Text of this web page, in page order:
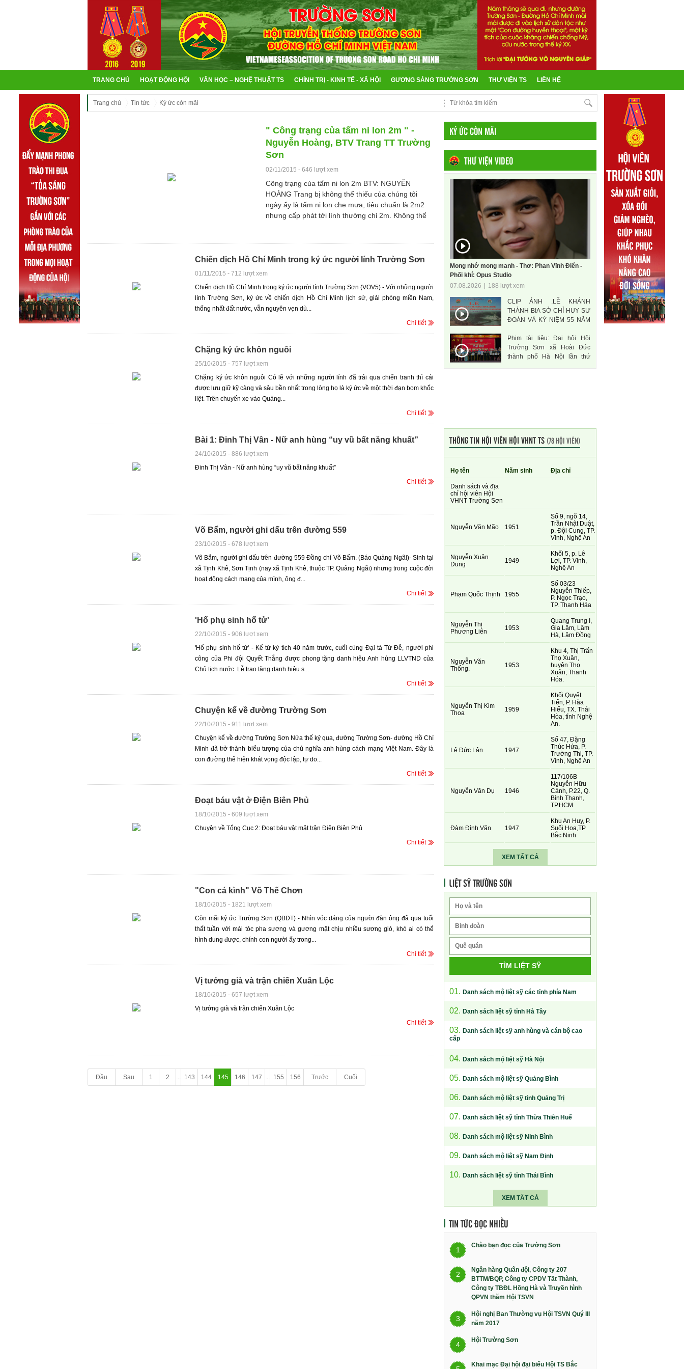
TRANG CHỦ HOẠT ĐỘNG HỘI VĂN HỌC – NGHỆ THUẬT TS CHÍNH TRỊ - KINH TẾ - XÃ HỘI GƯƠNG SÁNG TRƯỜNG SƠN THƯ VIỆN TS LIÊN HỆ
Trang chủ Tin tức Ký ức còn mãi
" Công trạng của tấm ni lon 2m " -
Nguyễn Hoàng, BTV Trang TT Trường
Sơn
02/11/2015 - 646 lượt xem
Công trạng của tấm ni lon 2m BTV: NGUYỄN
HOÀNG Trang bị không thể thiếu của chúng tôi
ngày ấy là tấm ni lon che mưa, tiêu chuẩn là 2m2
nhưng cấp phát tới lính thường chỉ 2m. Không thể
Chiến dịch Hồ Chí Minh trong ký ức người lính Trường Sơn
01/11/2015 - 712 lượt xem
Chiến dịch Hồ Chí Minh trong ký ức người lính Trường Sơn (VOV5) - Với những người
lính Trường Sơn, ký ức về chiến dịch Hồ Chí Minh lịch sử, giải phóng miền Nam,
thống nhất đất nước, vẫn nguyên vẹn dù...
Chi tiết
Chặng ký ức khôn nguôi
25/10/2015 - 757 lượt xem
Chặng ký ức khôn nguôi Có lẽ với những người lính đã trải qua chiến tranh thì cái
được lưu giữ kỹ càng và sâu bền nhất trong lòng họ là ký ức về một thời đạn bom khốc
liệt. Trên chuyến xe vào Quảng...
Chi tiết
Bài 1: Đinh Thị Vân - Nữ anh hùng “uy vũ bất năng khuất”
24/10/2015 - 886 lượt xem
Đinh Thị Vân - Nữ anh hùng “uy vũ bất năng khuất”
Chi tiết
Võ Bẩm, người ghi dấu trên đường 559
23/10/2015 - 678 lượt xem
Võ Bẩm, người ghi dấu trên đường 559 Đồng chí Võ Bẩm. (Báo Quảng Ngãi)- Sinh tại
xã Tịnh Khê, Sơn Tịnh (nay xã Tịnh Khê, thuộc TP. Quảng Ngãi) nhưng trong cuộc đời
hoạt động cách mạng của mình, ông đ...
Chi tiết
'Hổ phụ sinh hổ tử'
22/10/2015 - 906 lượt xem
'Hổ phụ sinh hổ tử' - Kể từ kỳ tích 40 năm trước, cuối cùng Đại tá Từ Đễ, người phi
công của Phi đội Quyết Thắng được phong tặng danh hiệu Anh hùng LLVTND của
Chủ tịch nước. Lễ trao tặng danh hiệu s...
Chi tiết
Chuyện kể về đường Trường Sơn
22/10/2015 - 911 lượt xem
Chuyện kể về đường Trường Sơn Nửa thế kỷ qua, đường Trường Sơn- đường Hồ Chí
Minh đã trở thành biểu tượng của chủ nghĩa anh hùng cách mạng Việt Nam. Đây là
con đường thể hiện khát vọng độc lập, tự do...
Chi tiết
Đoạt báu vật ở Điện Biên Phủ
18/10/2015 - 609 lượt xem
Chuyện về Tổng Cục 2: Đoạt báu vật mặt trận Điện Biên Phủ
Chi tiết
"Con cá kình" Võ Thế Chơn
18/10/2015 - 1821 lượt xem
Còn mãi ký ức Trường Sơn (QBĐT) - Nhìn vóc dáng của người đàn ông đã qua tuổi
thất tuần với mái tóc pha sương và gương mặt chịu nhiều sương gió, khó ai có thể
hình dung được, chính con người ấy trong...
Chi tiết
Vị tướng già và trận chiến Xuân Lộc
18/10/2015 - 657 lượt xem
Vị tướng già và trận chiến Xuân Lộc
Chi tiết
Đầu Sau 1 2 ... 143 144 145 146 147 ... 155 156 Trước Cuối
KÝ ỨC CÒN MÃI
THƯ VIỆN VIDEO
Mong nhớ mong manh - Thơ: Phan Vĩnh Điển -
Phối khí: Opus Studio
07.08.2026
188 lượt xem
CLIP ẢNH .LỄ KHÁNH
THÀNH BIA SỞ CHỈ HUY SƯ
ĐOÀN VÀ KỶ NIỆM 55 NĂM
ANH HÙNG
Phim tài liệu: Đại hội Hội
Trường Sơn xã Hoài Đức
thành phố Hà Nội lần thứ
THÔNG TIN HỘI VIÊN HỘI VHNT TS(78 HỘI VIÊN)
Họ tên Năm sinh Địa chỉ
Danh sách và địa
chỉ hội viên Hội
VHNT Trường Sơn
Nguyễn Văn Mão 1951
Số 9, ngõ 14,
Trần Nhật Duật,
p. Đội Cung, TP.
Vinh, Nghệ An
Nguyễn Xuân
Dung
1949
Khối 5, p. Lê
Lợi, TP. Vinh,
Nghệ An
Phạm Quốc Thịnh 1955
Số 03/23
Nguyễn Thiếp,
P. Ngọc Trạo,
TP. Thanh Háa
Nguyễn Thị
Phương Liên
1953
Quang Trung I,
Gia Lâm, Lâm
Hà, Lâm Đồng
Nguyễn Văn
Thống.
1953
Khu 4, Thị Trấn
Thọ Xuân,
huyện Thọ
Xuân, Thanh
Hóa.
Nguyễn Thị Kim
Thoa
1959
Khối Quyết
Tiến, P. Hàa
Hiếu, TX. Thái
Hòa, tỉnh Nghệ
An.
Lê Đức Lân 1947
Số 47, Đặng
Thúc Hứa, P.
Trường Thi, TP.
Vinh, Nghệ An
Nguyễn Văn Dụ 1946
117/106B
Nguyễn Hữu
Cảnh, P.22, Q.
Bình Thạnh,
TP.HCM
Đàm Đình Văn 1947
Khu An Huy, P.
Suối Hoa,TP
Bắc Ninh
XEM TẤT CẢ
LIỆT SỸ TRƯỜNG SƠN
TÌM LIỆT SỸ
01. Danh sách mộ liệt sỹ các tỉnh phía Nam
02. Danh sách liệt sỹ tỉnh Hà Tây
03. Danh sách liệt sỹ anh hùng và cán bộ cao
cấp
04. Danh sách mộ liệt sỹ Hà Nội
05. Danh sách mộ liệt sỹ Quảng Bình
06. Danh sách mộ liệt sỹ tỉnh Quảng Trị
07. Danh sách liệt sỹ tỉnh Thừa Thiên Huế
08. Danh sách mộ liệt sỹ Ninh Bình
09. Danh sách mộ liệt sỹ Nam Định
10. Danh sách liệt sỹ tỉnh Thái Bình
XEM TẤT CẢ
TIN TỨC ĐỌC NHIỀU
1
Chào bạn đọc của Trường Sơn
2
Ngân hàng Quân đội, Công ty 207
BTTM/BQP, Công ty CPDV Tất Thành,
Công ty TBĐL Hồng Hà và Truyền hình
QPVN thăm Hội TSVN
3
Hội nghị Ban Thường vụ Hội TSVN Quý III
năm 2017
4
Hội Trường Sơn
Khai mạc Đại hội đại biểu Hội TS Bắc